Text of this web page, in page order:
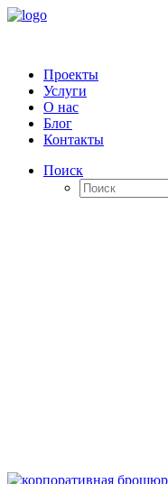
Проекты
Услуги
О нас
Блог
Контакты
Поиск